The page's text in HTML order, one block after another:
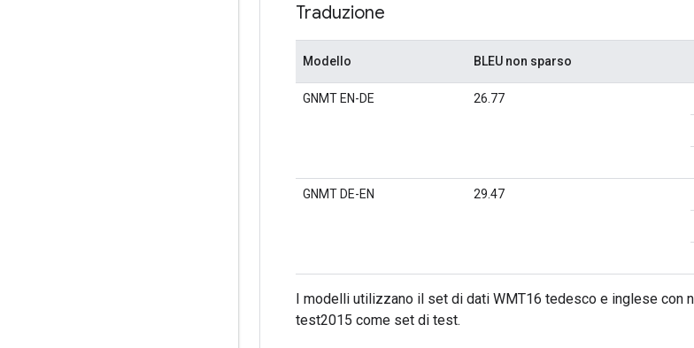
Traduzione
Modello BLEU non sparso
GNMT EN-DE 26.77
GNMT DE-EN 29.47
I modelli utilizzano il set di dati WMT16 tedesco e inglese
test2015 come set di test.